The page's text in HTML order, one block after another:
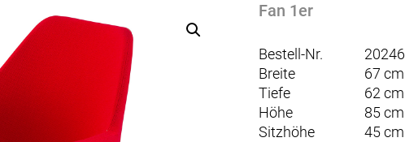
Fan 1er
Bestell-Nr.
20246
Breite
67 cm
Tiefe
62 cm
Höhe
85 cm
Sitzhöhe
45 cm